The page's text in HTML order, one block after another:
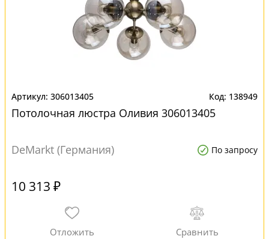
306013405 138949
Потолочная люстра Оливия 306013405
DeMarkt (Германия) По запросу
10 313 ₽